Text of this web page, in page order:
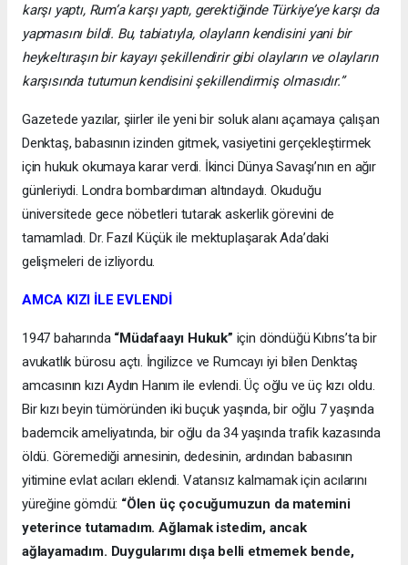
karşı yaptı, Rum’a karşı yaptı, gerektiğinde Türkiye’ye karşı da
yapmasını bildi. Bu, tabiatıyla, olayların kendisini yani bir
heykeltıraşın bir kayayı şekillendirir gibi olayların ve olayların
karşısında tutumun kendisini şekillendirmiş olmasıdır.”
Gazetede yazılar, şiirler ile yeni bir soluk alanı açamaya çalışan
Denktaş, babasının izinden gitmek, vasiyetini gerçekleştirmek
için hukuk okumaya karar verdi. İkinci Dünya Savaşı’nın en ağır
günleriydi. Londra bombardıman altındaydı. Okuduğu
üniversitede gece nöbetleri tutarak askerlik görevini de
tamamladı. Dr. Fazıl Küçük ile mektuplaşarak Ada’daki
gelişmeleri de izliyordu.
AMCA KIZI İLE EVLENDİ
1947 baharında “Müdafaayı Hukuk” için döndüğü Kıbrıs’ta bir
avukatlık bürosu açtı. İngilizce ve Rumcayı iyi bilen Denktaş
amcasının kızı Aydın Hanım ile evlendi. Üç oğlu ve üç kızı oldu.
Bir kızı beyin tümöründen iki buçuk yaşında, bir oğlu 7 yaşında
bademcik ameliyatında, bir oğlu da 34 yaşında trafik kazasında
öldü. Göremediği annesinin, dedesinin, ardından babasının
yitimine evlat acıları eklendi. Vatansız kalmamak için acılarını
yüreğine gömdü: “Ölen üç çocuğumuzun da matemini
yeterince tutamadım. Ağlamak istedim, ancak
ağlayamadım. Duygularımı dışa belli etmemek bende,